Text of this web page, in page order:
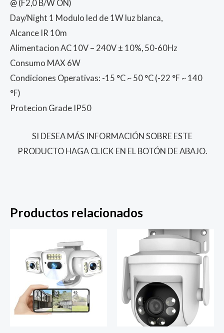
@ (F2,0 B/W ON)
Day/Night 1 Modulo led de 1W luz blanca,
Alcance IR 10m
Alimentacion AC 10V – 240V ± 10%, 50-60Hz
Consumo MAX 6W
Condiciones Operativas: -15 °C ~ 50 °C (-22 °F ~ 140
°F)
Protecion Grade IP50
SI DESEA MÁS INFORMACIÓN SOBRE ESTE
PRODUCTO HAGA CLICK EN EL BOTÓN DE ABAJO.
Productos relacionados